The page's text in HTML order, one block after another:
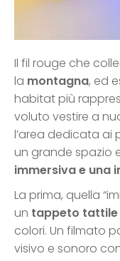
Il fil rouge che
la montagna, ed
habitat più
voluto vestire a
l’area dedicata ai
un grande spazio
immersiva e una
La prima, quella
un tappeto tattile
colori. Un filmato
visivo e sonoro